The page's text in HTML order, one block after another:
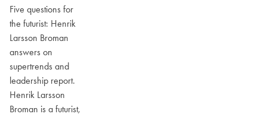
Five questions for
the futurist: Henrik
Larsson Broman
answers on
supertrends and
leadership report.
Henrik Larsson
Broman is a futurist,